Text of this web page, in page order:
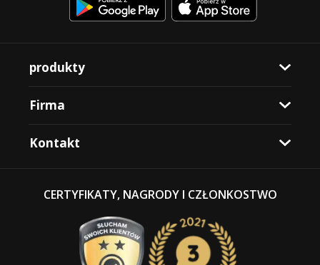
produkty
Firma
Kontakt
CERTYFIKATY, NAGRODY I CZŁONKOSTWO